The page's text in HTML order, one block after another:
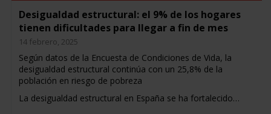
Desigualdad estructural: el 9% de los hogares
tienen dificultades para llegar a fin de mes
14 febrero, 2025
Según datos de la Encuesta de Condiciones de Vida, la
desigualdad estructural continúa con un 25,8% de la
población en riesgo de pobreza
La desigualdad estructural en España se ha fortalecido…